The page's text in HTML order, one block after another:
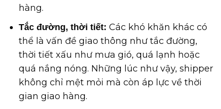
hàng.
Tắc đường, thời tiết: Các khó khăn khác có
thể là vấn đề giao thông như tắc đường,
thời tiết xấu như mưa gió, quá lạnh hoặc
quá nắng nóng. Những lúc như vậy, shipper
không chỉ mệt mỏi mà còn áp lực về thời
gian giao hàng.